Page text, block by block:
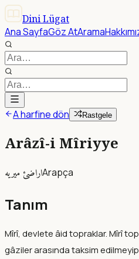
Dini Lügat
Ana SayfaGöz AtArama
A harfine dön Rastgele
Arâzî-i Mîriyye
اراضئ ميريهArapça
Tanım
Mîrî, devlete âid topraklar. Mîrî
gâziler arasında taksim